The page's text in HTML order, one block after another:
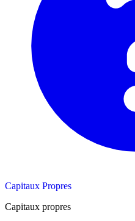
Capitaux Propres
Capitaux propres